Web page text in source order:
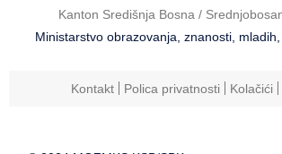
Kanton Središnja Bosna /
Ministarstvo obrazovanja, znanosti,
Kontakt Polica privatnosti Kolačići